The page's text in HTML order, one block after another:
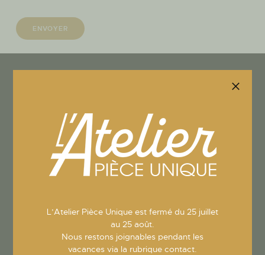
01 34 51 94 31
Adresse
1 place du Lavoir –
78112 St-Germain-
en-Laye
atelier-piece-
L’Atelier Pièce Unique est fermé du 25 juillet
au 25 août.
Nous restons joignables pendant les
vacances via la rubrique contact.